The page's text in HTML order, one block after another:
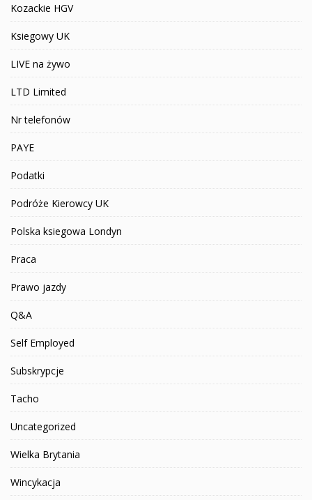
Kozackie HGV
Ksiegowy UK
LIVE na żywo
LTD Limited
Nr telefonów
PAYE
Podatki
Podróże Kierowcy UK
Polska ksiegowa Londyn
Praca
Prawo jazdy
Q&A
Self Employed
Subskrypcje
Tacho
Uncategorized
Wielka Brytania
Wincykacja